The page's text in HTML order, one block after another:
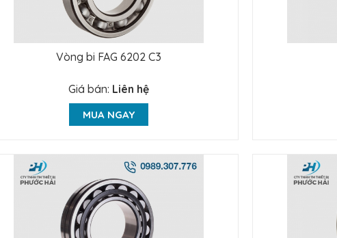
Vòng bi FAG 6202 C3
Giá bán: Liên hệ
MUA NGAY